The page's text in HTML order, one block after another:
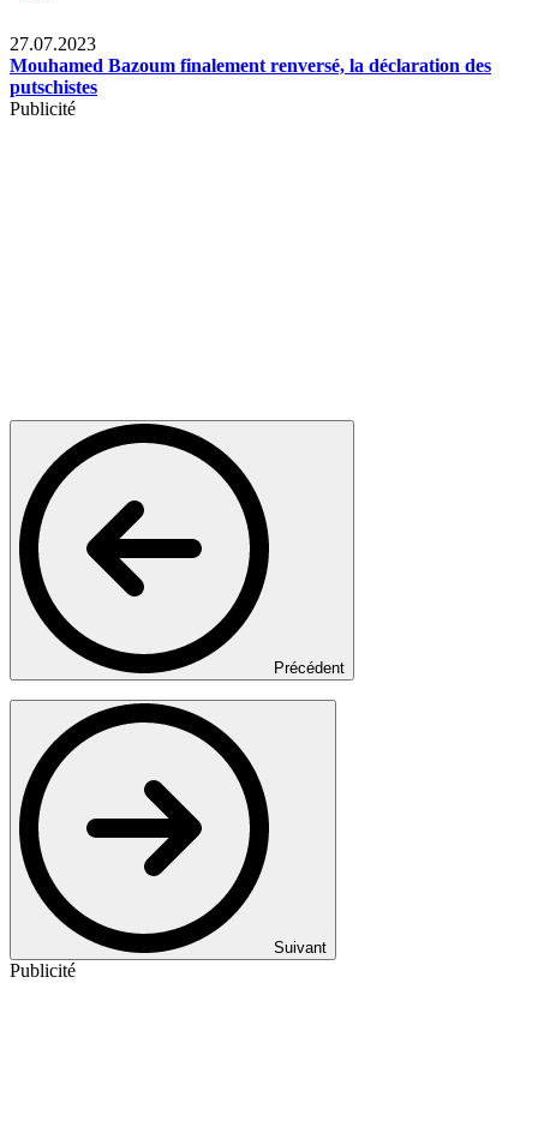
27.07.2023
Mouhamed Bazoum finalement renversé, la déclaration des
putschistes
Publicité
Précédent
Suivant
Publicité